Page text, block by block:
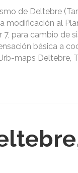
de Deltebre
modificación al
7, para cambio de
básica a
maps Deltebre,